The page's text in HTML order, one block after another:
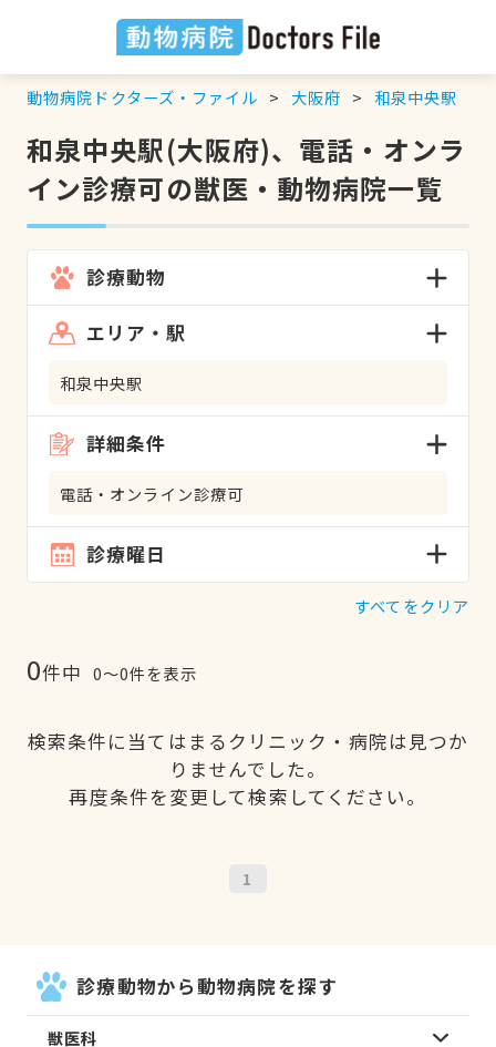
動物病院ドクターズ・ファイル 大阪府 和泉中央駅
和泉中央駅(大阪府)、電話・オンラ
イン診療可の獣医・動物病院一覧
診療動物
エリア・駅
和泉中央駅
詳細条件
電話・オンライン診療可
診療曜日
すべてをクリア
0件中 0〜0件を表示
検索条件に当てはまるクリニック・病院は見つか
りませんでした。
再度条件を変更して検索してください。
1
診療動物から動物病院を探す
獣医科